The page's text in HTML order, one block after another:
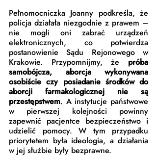
Pełnomocniczka Joanny podkreśla, że
policja działała niezgodnie z prawem –
nie mogli oni zabrać urządzeń
elektronicznych, co potwierdza
postanowienie Sądu Rejonowego w
Krakowie. Przypomnijmy, że próba
samobójcza, aborcja wykonywana
osobiście czy posiadanie środków do
aborcji farmakologicznej nie są
przestępstwem. A instytucje państwowe
w pierwszej kolejności powinny
zapewnić pacjentce bezpieczeństwo i
udzielić pomocy. W tym przypadku
priorytetem była ideologia, a działania
w jej służbie były bezprawne.